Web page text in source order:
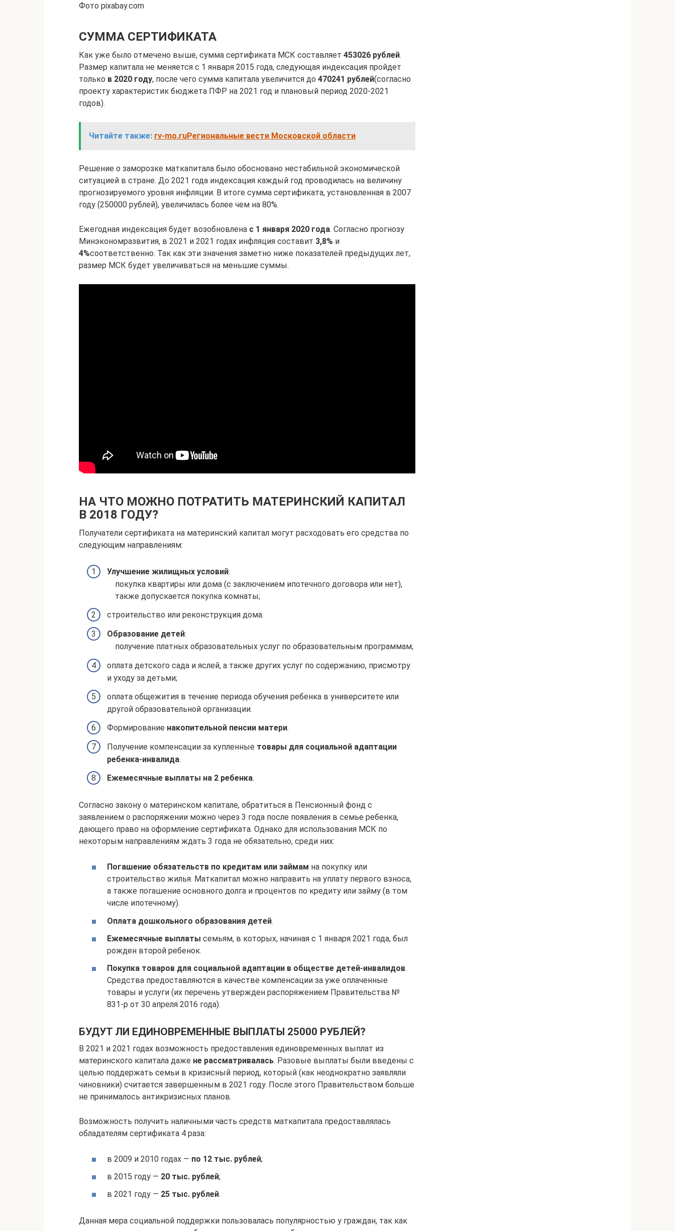
Фото pixabay.com
СУММА СЕРТИФИКАТА
Как уже было отмечено выше, сумма сертификата МСК составляет 453026 рублей.
Размер капитала не меняется с 1 января 2015 года, следующая индексация пройдет
только в 2020 году, после чего сумма капитала увеличится до 470241 рублей(согласно
проекту характеристик бюджета ПФР на 2021 год и плановый период 2020-2021
годов).
Читайте также: rv-mo.ruРегиональные вести Московской области
Решение о заморозке маткапитала было обосновано нестабильной экономической
ситуацией в стране. До 2021 года индексация каждый год проводилась на величину
прогнозируемого уровня инфляции. В итоге сумма сертификата, установленная в 2007
году (250000 рублей), увеличилась более чем на 80%.
Ежегодная индексация будет возобновлена с 1 января 2020 года. Согласно прогнозу
Минэкономразвития, в 2021 и 2021 годах инфляция составит 3,8% и
4%соответственно. Так как эти значения заметно ниже показателей предыдущих лет,
размер МСК будет увеличиваться на меньшие суммы.
НА ЧТО МОЖНО ПОТРАТИТЬ МАТЕРИНСКИЙ КАПИТАЛ
В 2018 ГОДУ?
Получатели сертификата на материнский капитал могут расходовать его средства по
следующим направлениям:
Улучшение жилищных условий:
покупка квартиры или дома (с заключением ипотечного договора или нет),
также допускается покупка комнаты;
строительство или реконструкция дома.
Образование детей:
получение платных образовательных услуг по образовательным программам;
оплата детского сада и яслей, а также других услуг по содержанию, присмотру
и уходу за детьми;
оплата общежития в течение периода обучения ребенка в университете или
другой образовательной организации.
Формирование накопительной пенсии матери.
Получение компенсации за купленные товары для социальной адаптации
ребенка-инвалида.
Ежемесячные выплаты на 2 ребенка.
Согласно закону о материнском капитале, обратиться в Пенсионный фонд с
заявлением о распоряжении можно через 3 года после появления в семье ребенка,
дающего право на оформление сертификата. Однако для использования МСК по
некоторым направлениям ждать 3 года не обязательно, среди них:
Погашение обязательств по кредитам или займам на покупку или
строительство жилья. Маткапитал можно направить на уплату первого взноса,
а также погашение основного долга и процентов по кредиту или займу (в том
числе ипотечному).
Оплата дошкольного образования детей.
Ежемесячные выплаты семьям, в которых, начиная с 1 января 2021 года, был
рожден второй ребенок.
Покупка товаров для социальной адаптации в обществе детей-инвалидов.
Средства предоставляются в качестве компенсации за уже оплаченные
товары и услуги (их перечень утвержден распоряжением Правительства №
831-р от 30 апреля 2016 года).
БУДУТ ЛИ ЕДИНОВРЕМЕННЫЕ ВЫПЛАТЫ 25000 РУБЛЕЙ?
В 2021 и 2021 годах возможность предоставления единовременных выплат из
материнского капитала даже не рассматривалась. Разовые выплаты были введены с
целью поддержать семьи в кризисный период, который (как неоднократно заявляли
чиновники) считается завершенным в 2021 году. После этого Правительством больше
не принималось антикризисных планов.
Возможность получить наличными часть средств маткапитала предоставлялась
обладателям сертификата 4 раза:
в 2009 и 2010 годах — по 12 тыс. рублей;
в 2015 году — 20 тыс. рублей;
в 2021 году — 25 тыс. рублей.
Данная мера социальной поддержки пользовалась популярностью у граждан, так как